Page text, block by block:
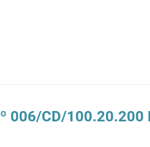
006/CD/100.20.200